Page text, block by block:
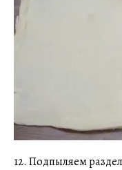
12. Подпыляем